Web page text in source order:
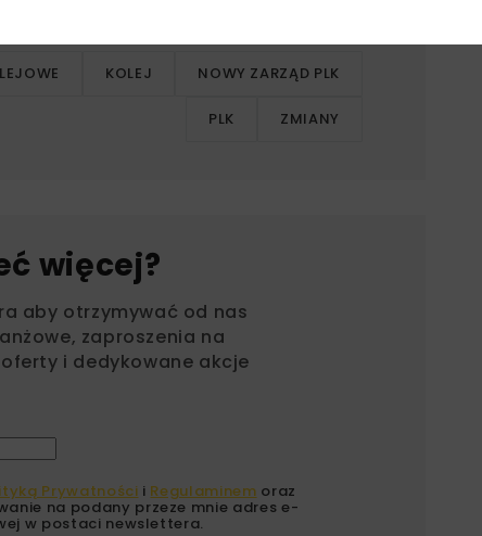
KOLEJ NOWY ZARZĄD PLK
PLK ZMIANY
więcej?
aby otrzymywać od nas
zaproszenia na
i dedykowane akcje
Prywatności i Regulaminem oraz
na podany przeze mnie adres e-
w postaci newslettera.